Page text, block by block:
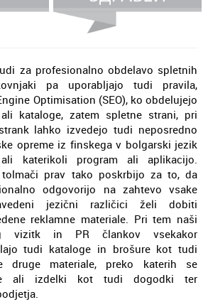
za profesionalno obdelavo spletnih
pa uporabljajo tudi pravila,
Optimisation (SEO), ko obdelujejo
kataloge, zatem spletne strani, pri
lahko izvedejo tudi neposredno
opreme iz finskega v bolgarski jezik
katerikoli program ali aplikacijo.
prav tako poskrbijo za to, da
odgovorijo na zahtevo vsake
jezični različici želi dobiti
reklamne materiale. Pri tem naši
vizitk in PR člankov vsekakor
tudi kataloge in brošure kot tudi
druge materiale, preko katerih se
ali izdelki kot tudi dogodki ter